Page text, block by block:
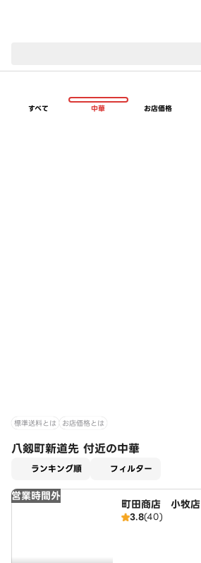
すべて 中華 お店価格
標準送料とは お店価格とは
八剱町新道先 付近の中華
ランキング順 フィルター
営業時間外
町田商店 小牧店
3.8(40)